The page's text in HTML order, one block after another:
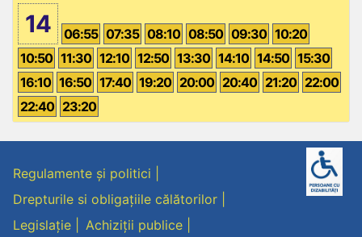
14 06:55 07:35 08:10 08:50 09:30 10:20
10:50 11:30 12:10 12:50 13:30 14:10 14:50 15:30
16:10 16:50 17:40 19:20 20:00 20:40 21:20 22:00
22:40 23:20
Regulamente și politici
Drepturile si obligațiile călătorilor
Legislație
Achiziții publice